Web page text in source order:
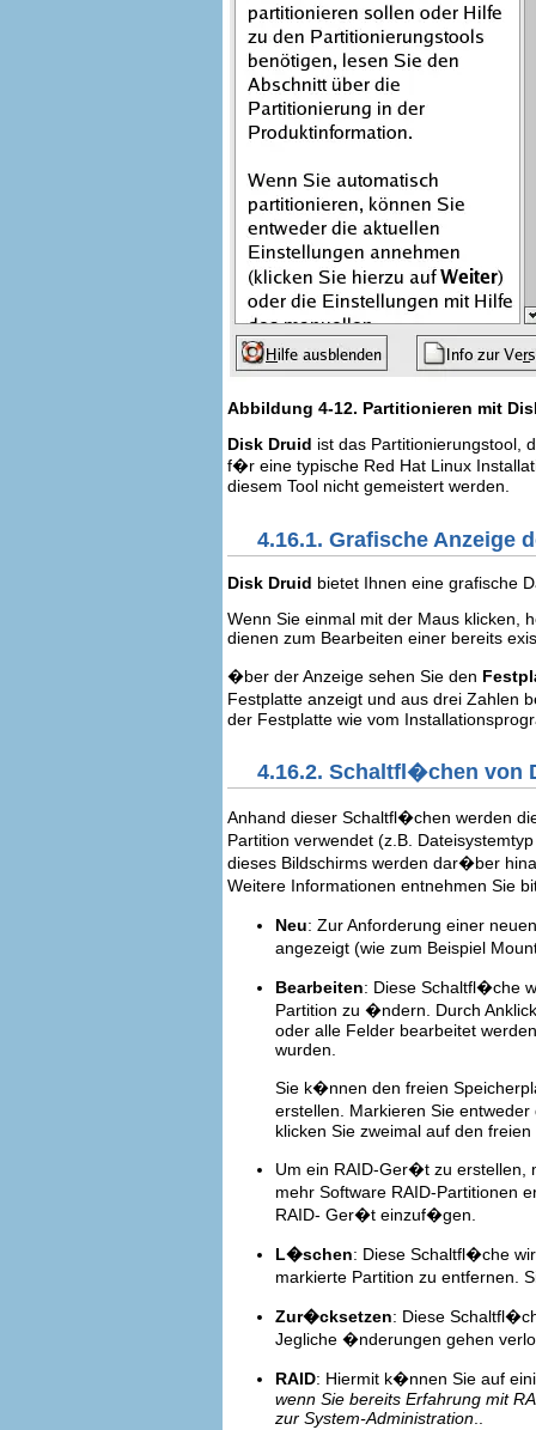
Abbildung 4-12. Partitionieren mit
Disk Druid ist das Partitionierungstool,
f�r eine typische Red Hat Linux
diesem Tool nicht gemeistert werden.
4.16.1. Grafische Anzeige
Disk Druid bietet Ihnen eine grafische
Wenn Sie einmal mit der Maus klicken,
dienen zum Bearbeiten einer bereits
�ber der Anzeige sehen Sie den
Festplatte anzeigt und aus drei Zahlen
der Festplatte wie vom
4.16.2. Schaltfl�chen von
Anhand dieser Schaltfl�chen werden
Partition verwendet (z.B.
dieses Bildschirms werden dar�ber
Weitere Informationen entnehmen Sie
Neu: Zur Anforderung einer
angezeigt (wie zum Beispiel
Bearbeiten: Diese Schaltfl�che
Partition zu �ndern. Durch
oder alle Felder bearbeitet
wurden.
Sie k�nnen den freien
erstellen. Markieren Sie
klicken Sie zweimal auf den
Um ein RAID-Ger�t zu erstellen,
mehr Software RAID-Partitionen
RAID- Ger�t einzuf�gen.
L�schen: Diese Schaltfl�che
markierte Partition zu entfernen.
Zur�cksetzen: Diese
Jegliche �nderungen gehen
RAID: Hiermit k�nnen Sie auf
wenn Sie bereits Erfahrung mit
zur System-Administration